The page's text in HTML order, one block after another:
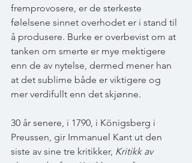
fremprovosere, er de sterkeste
følelsene sinnet overhodet er i stand til
å produsere. Burke er overbevist om at
tanken om smerte er mye mektigere
enn de av nytelse, dermed mener han
at det sublime både er viktigere og
mer verdifullt enn det skjønne.
30 år senere, i 1790, i Königsberg i
Preussen, gir Immanuel Kant ut den
siste av sine tre kritikker, Kritikk av